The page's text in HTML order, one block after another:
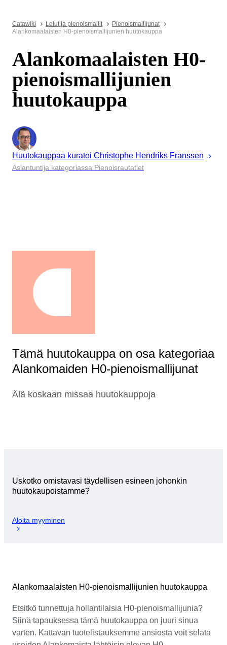
Catawiki Lelut ja pienoismallit
Pienoismallijunat
Alankomaalaisten H0-pienoismallijunien huutokauppa
Alankomaalaisten H0-
pienoismallijunien
huutokauppa
Huutokauppaa kuratoi Christophe Hendriks Franssen
Asiantuntija kategoriassa Pienoisrautatiet
Tämä huutokauppa on osa kategoriaa
Alankomaiden H0-pienoismallijunat
Älä koskaan missaa huutokauppoja
Uskotko omistavasi täydellisen esineen johonkin
huutokaupoistamme?
Aloita myyminen
Alankomaalaisten H0-pienoismallijunien huutokauppa
Etsitkö tunnettuja hollantilaisia H0-pienoismallijunia?
Siinä tapauksessa tämä huutokauppa on juuri sinua
varten. Kattavan tuotelistauksemme ansiosta voit selata